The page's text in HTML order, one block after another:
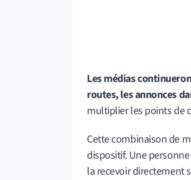
Les médias
routes, les annonces
multiplier les points de
Cette combinaison de
dispositif. Une
la recevoir directement